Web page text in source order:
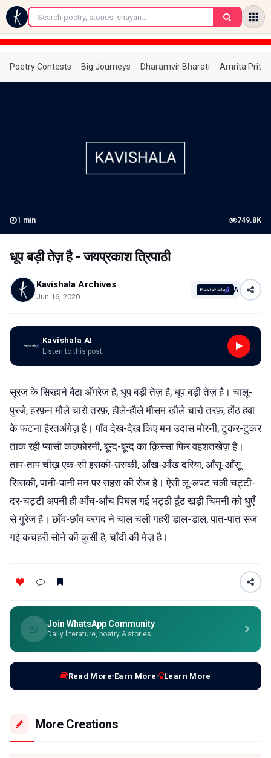
←
Poetry Contests Big Journeys Dharamvir Bharati Amrita
1 min 749.8K
धूप बड़ी तेज़ है - जयप्रकाश त्रिपाठी
Kavishala Archives
Jun 16, 2020
AI
Kavishala AI
Listen to this post
सूरज के सिरहाने बैठा अँगरेज़ है, धूप बड़ी तेज़ है, धूप बड़ी तेज़ है। चालू-
पुरजे, हरफ़न मौले चारो तरफ़, हौले-हौले मौसम खौले चारो तरफ़, होंठ हवा
के फटना हैरतअंगेज़ है। पाँव देख-देख किए मन उदास मोरनी, टुकर-टुकर
ताक रही प्यासी कठफोरनी, बून्द-बून्द का क़िस्सा फिर वहशतखेज़ है।
ताप-ताप चीख़ एक-सी इसकी-उसकी, आँख-आँख दरिया, आँसू-आँसू
सिसकी, पानी-पानी मन पर सहरा की सेज है। ऐसी लू-लपट चली चट्टी-
दर-चट्टी अपनी ही आँच-आँच पिघल गई भट्ठी ठूँठ खड़ी चिमनी को धुएँ
से गुरेज है। छाँव-छाँव बरगद ने चाल चली गहरी डाल-डाल, पात-पात सज
गई कचहरी सोने की कुर्सी है, चाँदी की मेज़ है।
Join WhatsApp Community
Daily literature, poetry & stories
Read More Earn More Learn More
More Creations